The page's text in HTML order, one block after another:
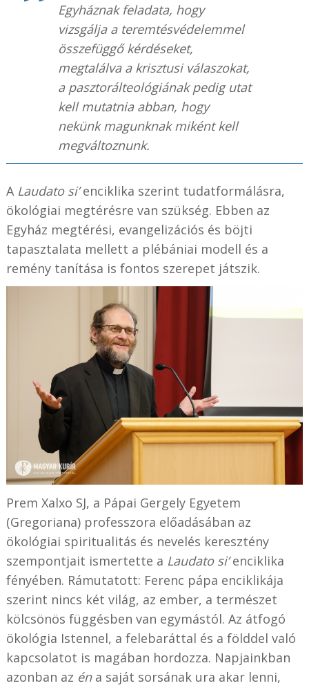
Egyháznak feladata, hogy
vizsgálja a teremtésvédelemmel
összefüggő kérdéseket,
megtalálva a krisztusi válaszokat,
a pasztorálteológiának pedig utat
kell mutatnia abban, hogy
nekünk magunknak miként kell
megváltoznunk.
A Laudato si’enciklika szerint tudatformálásra,
ökológiai megtérésre van szükség. Ebben az
Egyház megtérési, evangelizációs és böjti
tapasztalata mellett a plébániai modell és a
remény tanítása is fontos szerepet játszik.
Prem Xalxo SJ, a Pápai Gergely Egyetem
(Gregoriana) professzora előadásában az
ökológiai spiritualitás és nevelés keresztény
szempontjait ismertette a Laudato si’enciklika
fényében. Rámutatott: Ferenc pápa enciklikája
szerint nincs két világ, az ember, a természet
kölcsönös függésben van egymástól. Az átfogó
ökológia Istennel, a felebaráttal és a földdel való
kapcsolatot is magában hordozza. Napjainkban
azonban az éna saját sorsának ura akar lenni,